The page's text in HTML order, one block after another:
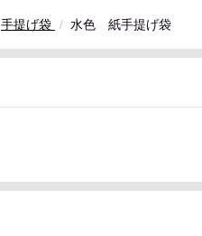
手提げ袋 水色 紙手提げ袋